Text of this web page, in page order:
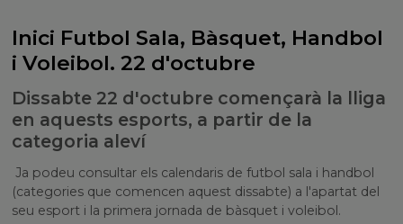
Inici Futbol Sala, Bàsquet, Handbol
i Voleibol. 22 d'octubre
Dissabte 22 d'octubre començarà la lliga
en aquests esports, a partir de la
categoria aleví
Ja podeu consultar els calendaris de futbol sala i handbol
(categories que comencen aquest dissabte) a l'apartat del
seu esport i la primera jornada de bàsquet i voleibol.